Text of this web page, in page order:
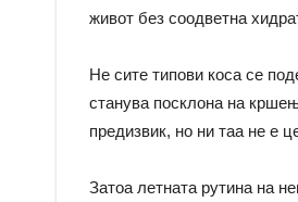
живот без соодветна
Не сите типови коса се
станува посклона на
предизвик, но ни таа не е
Затоа летната рутина на